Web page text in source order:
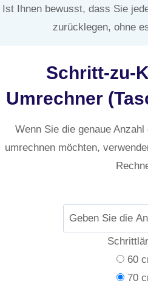
Ist Ihnen bewusst, dass Sie
zurücklegen, ohne
Schritt-zu-
Umrechner
Wenn Sie die genaue
umrechnen möchten,
60
70